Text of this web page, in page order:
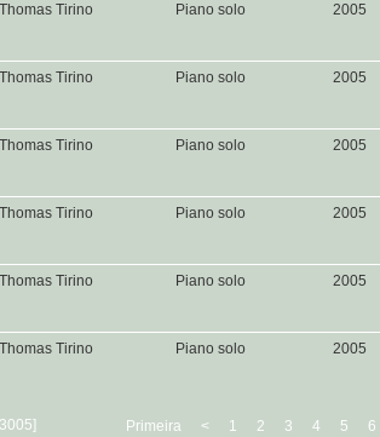
Thomas Tirino Piano solo 2005
Thomas Tirino Piano solo 2005
Thomas Tirino Piano solo 2005
Thomas Tirino Piano solo 2005
Thomas Tirino Piano solo 2005
Thomas Tirino Piano solo 2005
Primeira < 1 2 3 4 5 6